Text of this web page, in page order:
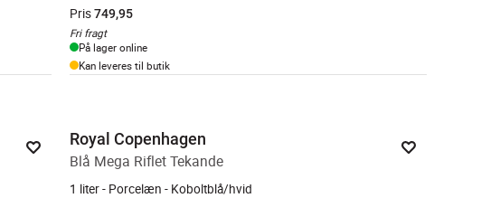
Pris 749,95
Fri fragt
På lager online
Kan leveres til butik
Royal Copenhagen
Blå Mega Riflet Tekande
1 liter - Porcelæn - Koboltblå/hvid